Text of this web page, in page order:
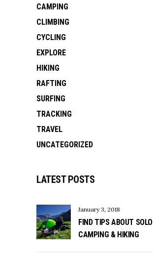
CAMPING
CLIMBING
CYCLING
EXPLORE
HIKING
RAFTING
SURFING
TRACKING
TRAVEL
UNCATEGORIZED
LATEST POSTS
January 3, 2018
FIND TIPS ABOUT SOLO
CAMPING & HIKING